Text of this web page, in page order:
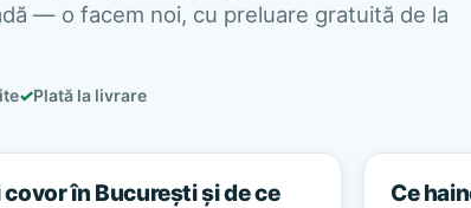
— o facem noi, cu preluare gratuită de la
✓Plată la livrare
în București și de ce
Ce